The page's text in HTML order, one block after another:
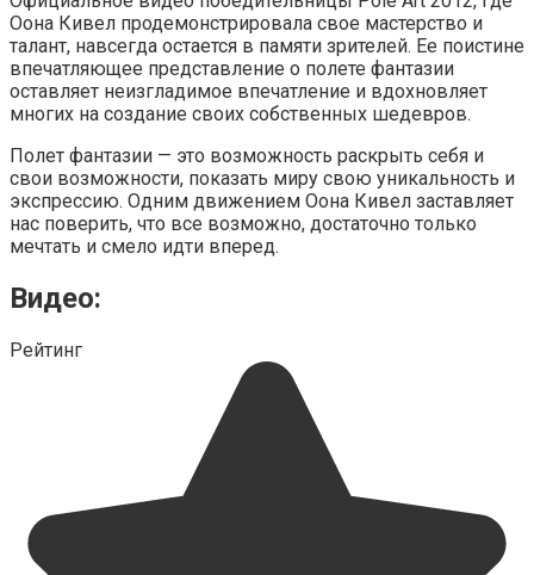
Оона Кивел продемонстрировала свое мастерство и
талант, навсегда остается в памяти зрителей. Ее поистине
впечатляющее представление о полете фантазии
оставляет неизгладимое впечатление и вдохновляет
многих на создание своих собственных шедевров.
Полет фантазии — это возможность раскрыть себя и
свои возможности, показать миру свою уникальность и
экспрессию. Одним движением Оона Кивел заставляет
нас поверить, что все возможно, достаточно только
мечтать и смело идти вперед.
Видео:
Рейтинг